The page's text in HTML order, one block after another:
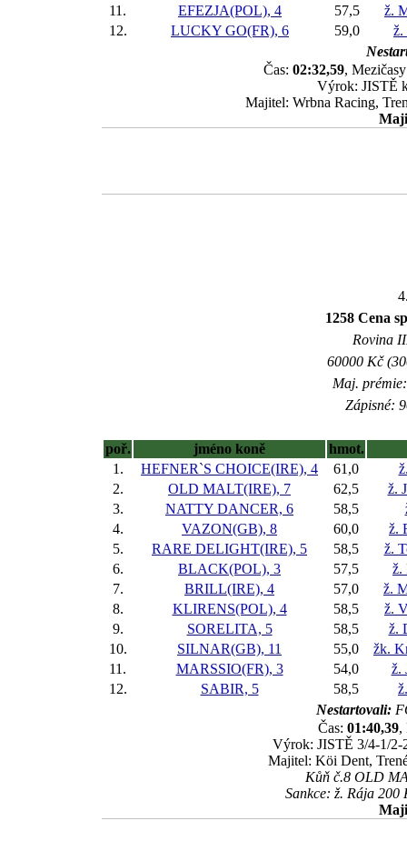
11. EFEZJA(POL), 4 57,5
ž.
12.
LUCKY GO(FR), 6 59,0
ž.
Čas: 02:32,59,
Výrok: JISTĚ
Majitel: Wrbna Racing,
1258 Cena
Rovina
60000 Kč
Maj.
Zápisné:
poř. jméno koně
hmot.
1.
HEFNER`S CHOICE(IRE), 4 61,0
2.
OLD MALT(IRE), 7 62,5
ž.
3.
NATTY DANCER, 6 58,5
4.
VAZON(GB), 8 60,0
ž.
5.
RARE DELIGHT(IRE), 5 58,5
ž.
6.
BLACK(POL), 3 57,5
ž.
7.
BRILL(IRE), 4 57,0
ž.
8.
KLIRENS(POL), 4 58,5
ž.
9.
SORELITA, 5 58,5
ž.
10.
SILNAR(GB), 11 55,0
žk.
11.
MARSSIO(FR), 3 54,0
ž.
12.
SABIR, 5 58,5
Nestartovali:
Čas: 01:40,39,
Výrok: JISTĚ 3/4-1/2-
Majitel: Köi Dent,
Kůň č.8 OLD
Sankce: ž. Rája 200